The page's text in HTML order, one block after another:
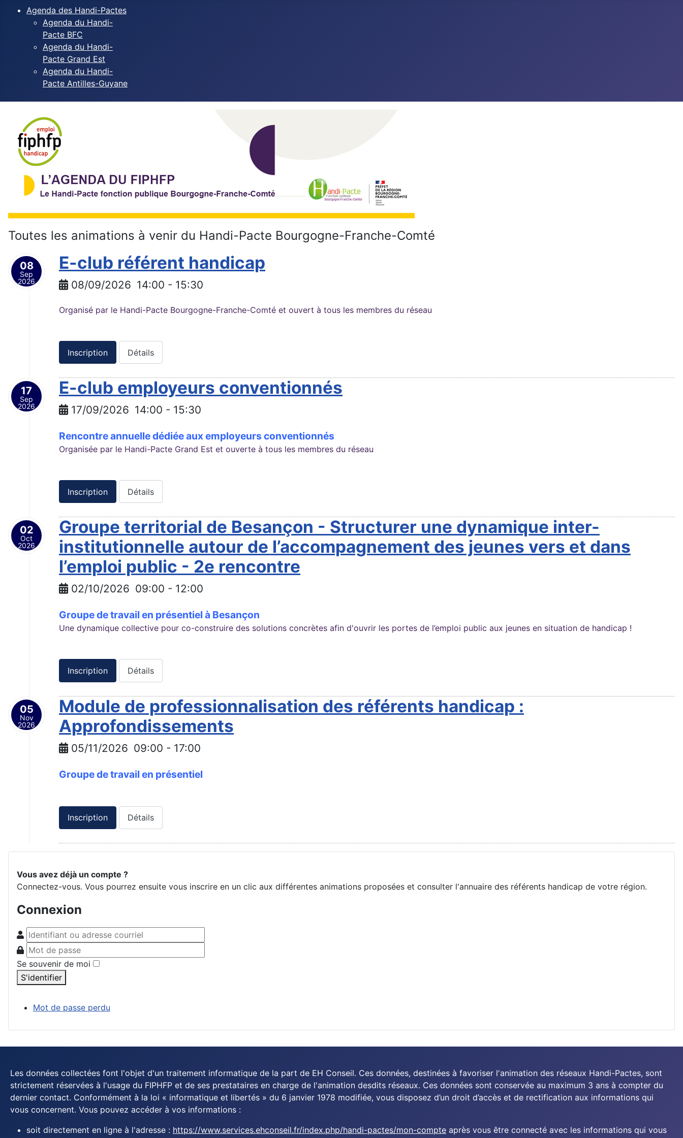
Agenda des Handi-Pactes
Agenda du Handi-
Pacte BFC
Agenda du Handi-
Pacte Grand Est
Agenda du Handi-
Pacte Antilles-Guyane
Toutes les animations à venir du Handi-Pacte Bourgogne-Franche-Comté
08
Sep
2026
E-club référent handicap
08/09/2026 14:00 - 15:30
Organisé par le Handi-Pacte Bourgogne-Franche-Comté et ouvert à tous les membres du réseau
Inscription Détails
17
Sep
2026
E-club employeurs conventionnés
17/09/2026 14:00 - 15:30
Rencontre annuelle dédiée aux employeurs conventionnés
Organisée par le Handi-Pacte Grand Est et ouverte à tous les membres du réseau
Inscription Détails
02
Oct
2026
Groupe territorial de Besançon - Structurer une dynamique inter-
institutionnelle autour de l’accompagnement des jeunes vers et dans
l’emploi public - 2e rencontre
02/10/2026 09:00 - 12:00
Groupe de travail en présentiel à Besançon
Une dynamique collective pour co-construire des solutions concrètes afin d'ouvrir les portes de l’emploi public aux jeunes en situation de handicap !
Inscription Détails
05
Nov
2026
Module de professionnalisation des référents handicap :
Approfondissements
05/11/2026 09:00 - 17:00
Groupe de travail en présentiel
Inscription Détails
Vous avez déjà un compte ?
Connectez-vous. Vous pourrez ensuite vous inscrire en un clic aux différentes animations proposées et consulter l'annuaire des référents handicap de votre région.
Connexion
Se souvenir de moi
S'identifier
Mot de passe perdu
Les données collectées font l'objet d'un traitement informatique de la part de EH Conseil. Ces données, destinées à favoriser l'animation des réseaux Handi-Pactes, sont
strictement réservées à l'usage du FIPHFP et de ses prestataires en charge de l'animation desdits réseaux. Ces données sont conservée au maximum 3 ans à compter du
dernier contact. Conformément à la loi « informatique et libertés » du 6 janvier 1978 modifiée, vous disposez d’un droit d’accès et de rectification aux informations qui
vous concernent. Vous pouvez accéder à vos informations :
soit directement en ligne à l'adresse : https://www.services.ehconseil.fr/index.php/handi-pactes/mon-compte après vous être connecté avec les informations qui vous